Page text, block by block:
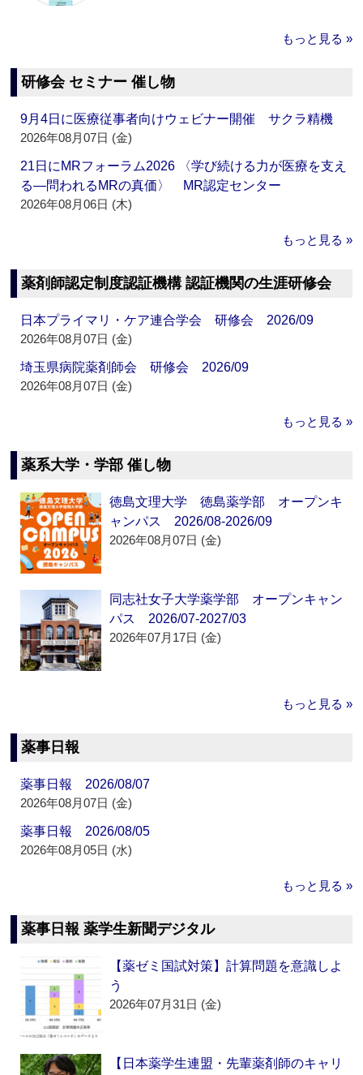
もっと見る »
研修会 セミナー 催し物
9月4日に医療従事者向けウェビナー開催 サクラ精機
2026年08月07日 (金)
21日にMRフォーラム2026 〈学び続ける力が医療を支え
る―問われるMRの真価〉 MR認定センター
2026年08月06日 (木)
もっと見る »
薬剤師認定制度認証機構 認証機関の生涯研修会
日本プライマリ・ケア連合学会 研修会 2026/09
2026年08月07日 (金)
埼玉県病院薬剤師会 研修会 2026/09
2026年08月07日 (金)
もっと見る »
薬系大学・学部 催し物
徳島文理大学 徳島薬学部 オープンキ
ャンパス 2026/08-2026/09
2026年08月07日 (金)
同志社女子大学薬学部 オープンキャン
パス 2026/07-2027/03
2026年07月17日 (金)
もっと見る »
薬事日報
薬事日報 2026/08/07
2026年08月07日 (金)
薬事日報 2026/08/05
2026年08月05日 (水)
もっと見る »
薬事日報 薬学生新聞デジタル
【薬ゼミ国試対策】計算問題を意識しよ
う
2026年07月31日 (金)
【日本薬学生連盟・先輩薬剤師のキャリ